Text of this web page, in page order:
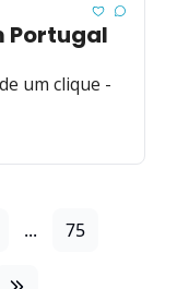
Portugal
um clique -
... 75